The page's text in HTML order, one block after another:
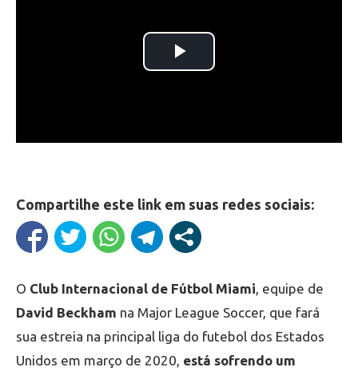
Compartilhe este link em suas redes sociais:
O Club Internacional de Fútbol Miami, equipe de
David Beckham na Major League Soccer, que fará
sua estreia na principal liga do futebol dos Estados
Unidos em março de 2020, está sofrendo um